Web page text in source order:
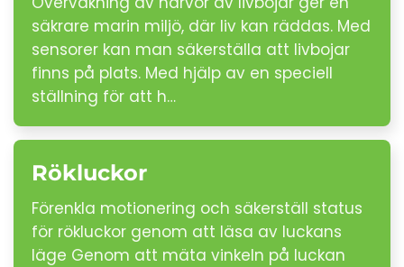
säkrare marin miljö, där liv kan räddas. Med
sensorer kan man säkerställa att livbojar
finns på plats. Med hjälp av en speciell
ställning för att h…
Rökluckor
Förenkla motionering och säkerställ status
för rökluckor genom att läsa av luckans
läge Genom att mäta vinkeln på luckan